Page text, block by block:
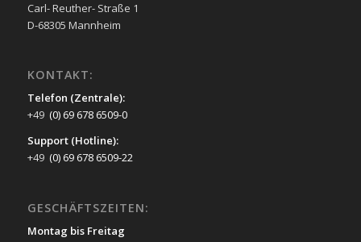
Carl- Reuther- Straße 1
D-68305 Mannheim
KONTAKT:
Telefon (Zentrale):
+49 (0) 69 678 6509-0
Support (Hotline):
+49 (0) 69 678 6509-22
GESCHÄFTSZEITEN:
Montag bis Freitag